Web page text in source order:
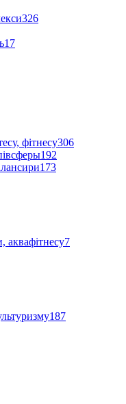
326
17
фітнесу306
192
173
аквафітнесу7
187